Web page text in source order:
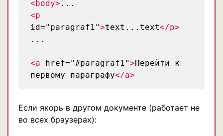
<body> ...
<p
id="paragraf1">text...text</p>
...
<a href="#paragraf1">Перейти к
первому параграфу</a>
Если якорь в другом документе (работает не
во всех браузерах):